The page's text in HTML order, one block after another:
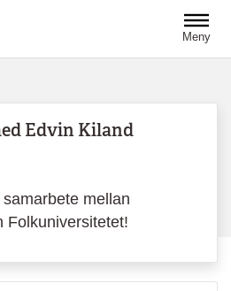
Meny
Edvin Kiland
mellan
Folkuniversitetet!